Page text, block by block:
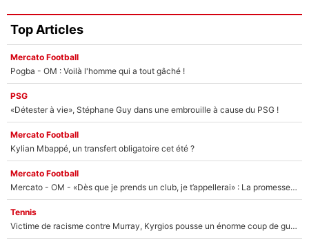
Top Articles
Mercato Football
Pogba - OM : Voilà l'homme qui a tout gâché !
PSG
«Détester à vie», Stéphane Guy dans une embrouille à cause du PSG !
Mercato Football
Kylian Mbappé, un transfert obligatoire cet été ?
Mercato Football
Mercato - OM - «Dès que je prends un club, je t’appellerai» : La promesse de Marcelino au moment de claquer la porte
Tennis
Victime de racisme contre Murray, Kyrgios pousse un énorme coup de gueule !